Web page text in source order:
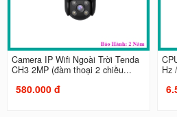
Camera IP Wifi Ngoài Trời Tenda
CH3 2MP (đàm thoại 2 chiều...
580.000 đ
Hz